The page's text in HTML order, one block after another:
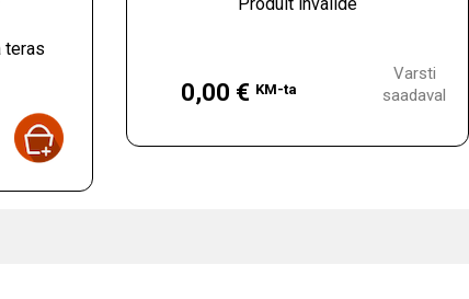
teras
0,00 € KM-ta
Varsti
saadaval